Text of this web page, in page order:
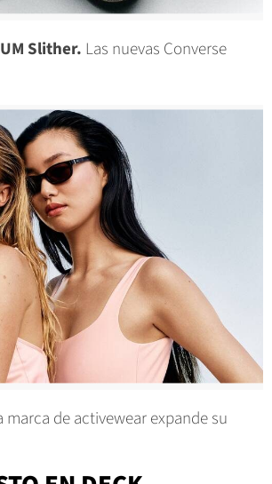
Slither. Las nuevas Converse
marca de activewear expande su